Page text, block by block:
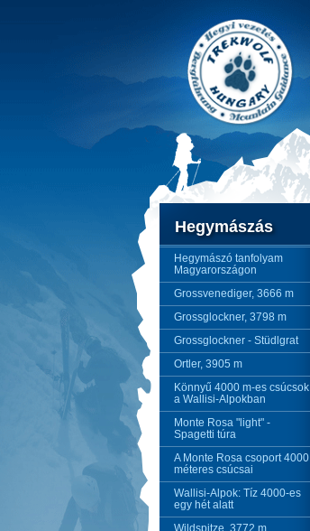
Hegymászás
Hegymászó tanfolyam
Magyarországon
Grossvenediger, 3666 m
Grossglockner, 3798 m
Grossglockner - Stüdlgrat
Ortler, 3905 m
Könnyű 4000 m-es csúcsok
a Wallisi-Alpokban
Monte Rosa "light" -
Spagetti túra
A Monte Rosa csoport 4000
méteres csúcsai
Wallisi-Alpok: Tíz 4000-es
egy hét alatt
Wildspitze, 3772 m